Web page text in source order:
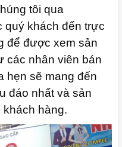
tôi qua
quý khách đến trực
để được xem sản
các nhân viên bán
hẹn sẽ mang đến
đáo nhất và sản
hàng.